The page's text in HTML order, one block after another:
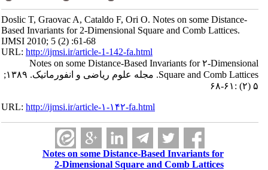
Doslic T, Graovac A, Cataldo F, Ori O. Notes on some Distance-
Based Invariants for 2-Dimensional Square and Comb Lattices.
IJMSI 2010; 5 (2) :61-68
URL:http://ijmsi.ir/article-1-142-fa.html
Notes on some Distance-Based Invariants for ۲-Dimensional
Square and Comb Lattices. مجله علوم ریاضی و انفورماتیک. ۱۳۸۹;
URL:http://ijmsi.ir/article-۱-۱۴۲-fa.html
Notes on some Distance-Based Invariants for
2-Dimensional Square and Comb Lattices